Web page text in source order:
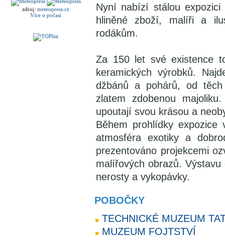
zdroj: meteopress.cz
Více o počasí
Nyní nabízí stálou expozici
hliněné zboží, malíři a
rodákům.
Za 150 let své existence
keramických výrobků.
džbánů a pohárů, od
zlatem zdobenou
upoutají svou krásou a
Během prohlídky expozice
atmosféra exotiky a
prezentováno projekcemi
malířových obrazů.
nerosty a vykopávky.
POBOČKY
TECHNICKÉ MUZEUM
MUZEUM FOJTSTVÍ